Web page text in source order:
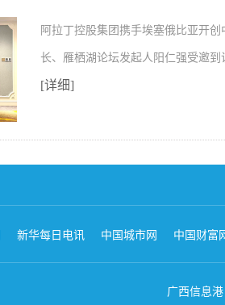
阿拉丁控股集团携手埃塞俄比亚开
长、雁栖湖论坛发起人阳仁强受邀
[详细]
新华每日电讯 中国城市网 中国财富
广西信息